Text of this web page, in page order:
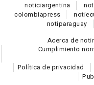
noticiargentina
colombiapress noti
notiparaguay
Acerca de
Cumplimiento
Política de privacidad